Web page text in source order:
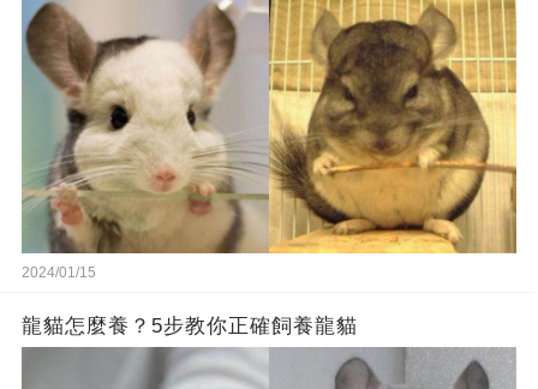
2024/01/15
龍貓怎麼養？5步教你正確飼養龍貓